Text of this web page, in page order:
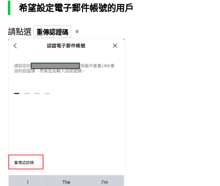
希望設定電子郵件帳號的用戶
請點選 重傳認證碼 。